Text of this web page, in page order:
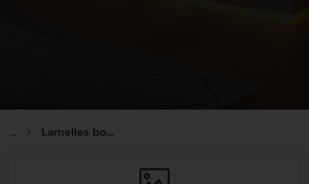
... Lamelles bois